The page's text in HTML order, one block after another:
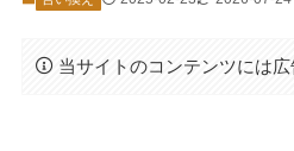
当サイトのコンテンツには